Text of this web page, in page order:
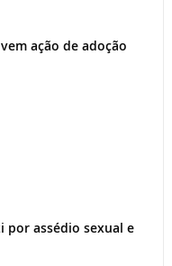
ação de adoção
por assédio sexual e